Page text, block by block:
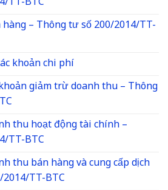
– Thông tư số 200/2014/TT-
khoản chi phí
giảm trừ doanh thu – Thông
thu hoạt động tài chính –
TT-BTC
thu bán hàng và cung cấp dịch
TT-BTC